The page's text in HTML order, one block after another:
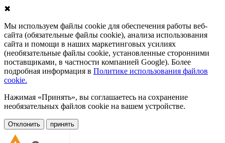
✖
Мы используем файлы cookie для обеспечения работы веб-
сайта (обязательные файлы cookie), анализа использования
сайта и помощи в наших маркетинговых усилиях
(необязательные файлы cookie, установленные сторонними
поставщиками, в частности компанией Google). Более
подробная информация в Политике использования файлов
cookie.
Нажимая «Принять», вы соглашаетесь на сохранение
необязательных файлов cookie на вашем устройстве.
Oтклонить принять